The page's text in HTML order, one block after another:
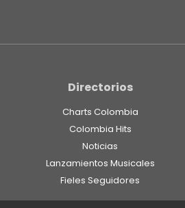
Directorios
Charts Colombia
Colombia Hits
Noticias
Lanzamientos Musicales
Fieles Seguidores